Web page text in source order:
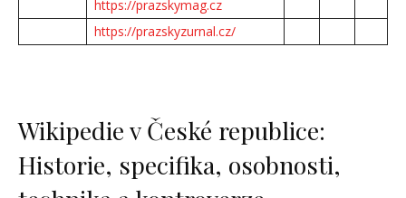
https://prazskymag.cz
https://prazskyzurnal.cz/
Wikipedie v České republice:
Historie, specifika, osobnosti,